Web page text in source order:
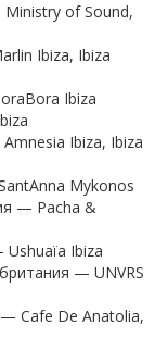
of Sound,
Ibiza, Ibiza
Ibiza
Ibiza, Ibiza
Mykonos
— Pacha &
Ushuaïa Ibiza
— UNVRS
Cafe De Anatolia,